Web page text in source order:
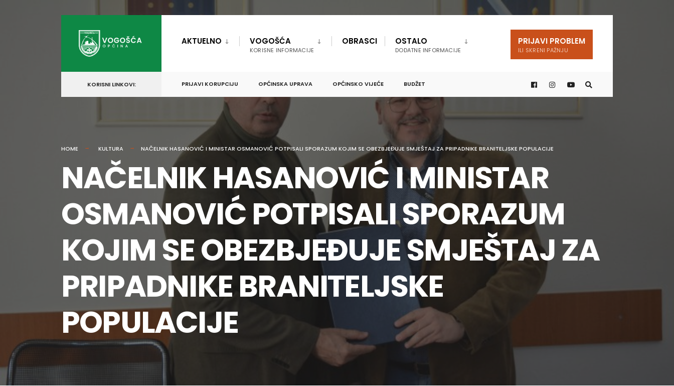
content
AKTUELNO VOGOŠĆA
KORISNE INFORMACIJE
OBRASCI OSTALO
DODATNE INFORMACIJE
PRIJAVI PROBLEM
ILI SKRENI PAŽNJU
KORISNI LINKOVI: PRIJAVI KORUPCIJU OPĆINSKA UPRAVA OPĆINSKO VIJEĆE BUDŽET
HOME KULTURA NAČELNIK HASANOVIĆ I MINISTAR OSMANOVIĆ POTPISALI SPORAZUM KOJIM SE OBEZBJEĐUJE SMJEŠTAJ ZA PRIPADNIKE BRANITELJSKE POPULACIJE
NAČELNIK HASANOVIĆ I MINISTAR
OSMANOVIĆ POTPISALI SPORAZUM
KOJIM SE OBEZBJEĐUJE SMJEŠTAJ ZA
PRIPADNIKE BRANITELJSKE
POPULACIJE